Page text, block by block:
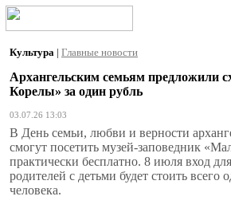
Культура | Главные новости
Архангельским семьям предложили
Корелы» за один рубль
03.07.26 13:03
В День семьи, любви и верности
смогут посетить музей-заповедник
практически бесплатно. 8 июля вход
родителей с детьми будет стоить всего
человека.